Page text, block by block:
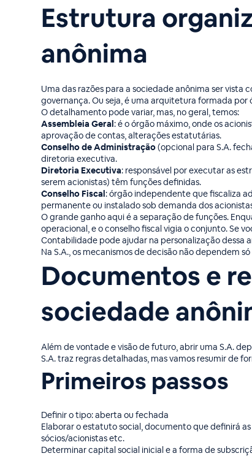
Estrutura
anônima
Uma das razões para a sociedade anônima ser
governança. Ou seja, é uma arquitetura formada
O detalhamento pode variar, mas, no geral, temos:
Assembleia Geral: é o órgão máximo, onde os
aprovação de contas, alterações estatutárias.
Conselho de Administração(opcional para S.A.
diretoria executiva.
Diretoria Executiva: responsável por executar as
serem acionistas) têm funções definidas.
Conselho Fiscal: órgão independente que fiscaliza
permanente ou instalado sob demanda dos
O grande ganho aqui é a separação de funções.
operacional, e o conselho fiscal vigia o conjunto. Se
Contabilidade pode ajudar na personalização dessa
Na S.A., os mecanismos de decisão não dependem
Documentos e
sociedade
Além de vontade e visão de futuro, abrir uma S.A.
S.A. traz regras detalhadas, mas vamos resumir de
Primeiros passos
Definir o tipo: aberta ou fechada
Elaborar o estatuto social, documento que definirá
sócios/acionistas etc.
Determinar capital social inicial e a forma de